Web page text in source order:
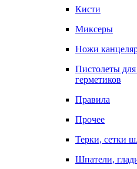
Кисти
Миксеры
Ножи
Пистолеты
герметиков
Правила
Прочее
Терки, сетки
Шпатели,